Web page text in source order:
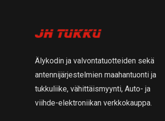
Älykodin ja valvontatuotteiden sekä
antennijärjestelmien maahantuonti ja
tukkuliike, vähittäismyynti, Auto- ja
viihde-elektroniikan verkkokauppa.